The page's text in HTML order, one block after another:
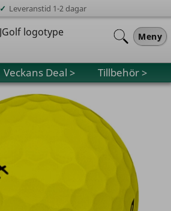
✓ Leveranstid 1-2 dagar
Meny
Veckans Deal > Tillbehör >